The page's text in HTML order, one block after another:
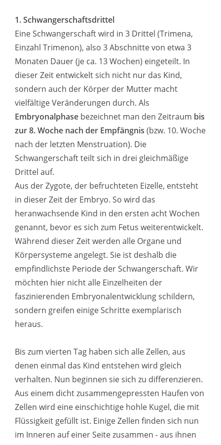
1. Schwangerschaftsdrittel
Eine Schwangerschaft wird in 3 Drittel (Trimena,
Einzahl Trimenon), also 3 Abschnitte von etwa 3
Monaten Dauer (je ca. 13 Wochen) eingeteilt. In
dieser Zeit entwickelt sich nicht nur das Kind,
sondern auch der Körper der Mutter macht
vielfältige Veränderungen durch. Als
Embryonalphase bezeichnet man den Zeitraum bis
zur 8. Woche nach der Empfängnis (bzw. 10. Woche
nach der letzten Menstruation). Die
Schwangerschaft teilt sich in drei gleichmäßige
Drittel auf.
Aus der Zygote, der befruchteten Eizelle, entsteht
in dieser Zeit der Embryo. So wird das
heranwachsende Kind in den ersten acht Wochen
genannt, bevor es sich zum Fetus weiterentwickelt.
Während dieser Zeit werden alle Organe und
Körpersysteme angelegt. Sie ist deshalb die
empfindlichste Periode der Schwangerschaft. Wir
möchten hier nicht alle Einzelheiten der
faszinierenden Embryonalentwicklung schildern,
sondern greifen einige Schritte exemplarisch
heraus.
Bis zum vierten Tag haben sich alle Zellen, aus
denen einmal das Kind entstehen wird gleich
verhalten. Nun beginnen sie sich zu differenzieren.
Aus einem dicht zusammengepressten Haufen von
Zellen wird eine einschichtige hohle Kugel, die mit
Flüssigkeit gefüllt ist. Einige Zellen finden sich nun
im Inneren auf einer Seite zusammen - aus ihnen